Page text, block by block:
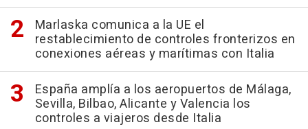
Marlaska comunica a la UE el
restablecimiento de controles fronterizos en
conexiones aéreas y marítimas con Italia
España amplía a los aeropuertos de Málaga,
Sevilla, Bilbao, Alicante y Valencia los
controles a viajeros desde Italia